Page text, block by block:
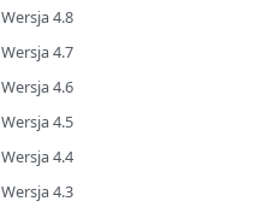
Wersja 4.8
Wersja 4.7
Wersja 4.6
Wersja 4.5
Wersja 4.4
Wersja 4.3